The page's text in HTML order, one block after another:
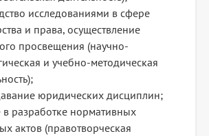
исследованиями в сфере
и права, осуществление
просвещения (научно-
и учебно-методическая
юридических дисциплин;
в разработке нормативных
актов (правотворческая